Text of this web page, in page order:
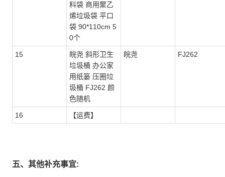
料袋 商用聚乙
烯垃圾袋 平口
袋 90*110cm 5
0个
15
皖尧 斜形卫生
垃圾桶 办公家
用纸篓 压圈垃
圾桶 FJ262 颜
色随机
皖尧 FJ262
16 【运费】
五、其他补充事宜: